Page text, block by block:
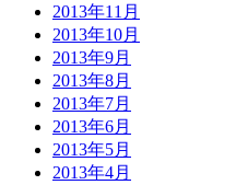
2013年11月
2013年10月
2013年9月
2013年8月
2013年7月
2013年6月
2013年5月
2013年4月